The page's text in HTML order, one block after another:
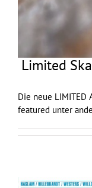
Limited
Die neue LIMITED
featured unter